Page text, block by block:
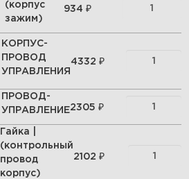
(корпус
зажим)
934 ₽
КОРПУС-
ПРОВОД
УПРАВЛЕНИЯ
4332 ₽
ПРОВОД-
УПРАВЛЕНИЕ2305 ₽
Гайка |
(контрольный
провод
корпус)
2102 ₽